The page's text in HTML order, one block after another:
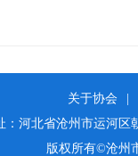
关于协会
：河北省沧州市运河区
版权所有©沧州